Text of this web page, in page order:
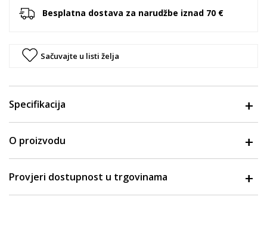
Besplatna dostava za narudžbe iznad 70 €
Sačuvajte u listi želja
Specifikacija
O proizvodu
Provjeri dostupnost u trgovinama